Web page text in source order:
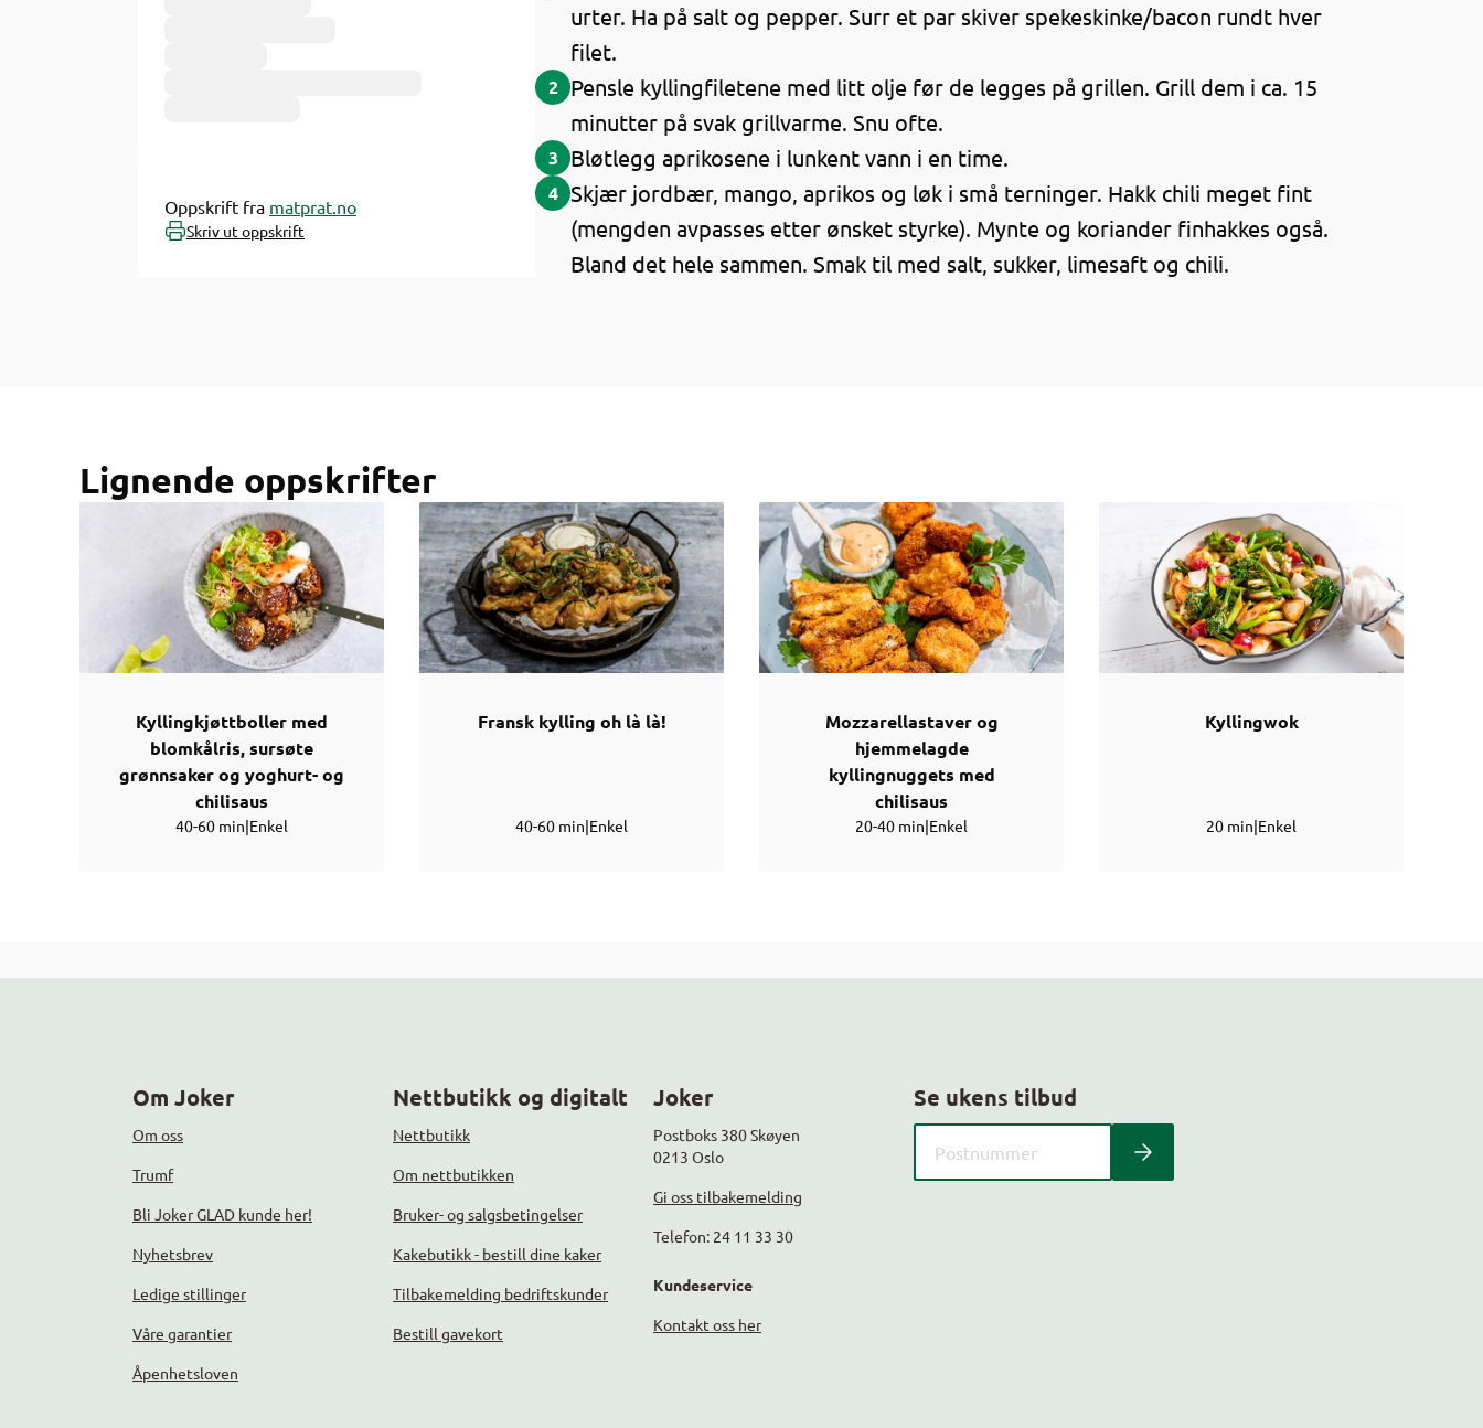
Oppskrift fra matprat.no
Skriv ut oppskrift
urter. Ha på salt og pepper. Surr et par skiver spekeskinke/bacon rundt hver
filet.
2 Pensle kyllingfiletene med litt olje før de legges på grillen. Grill dem i ca. 15
minutter på svak grillvarme. Snu ofte.
3 Bløtlegg aprikosene i lunkent vann i en time.
4 Skjær jordbær, mango, aprikos og løk i små terninger. Hakk chili meget fint
(mengden avpasses etter ønsket styrke). Mynte og koriander finhakkes også.
Bland det hele sammen. Smak til med salt, sukker, limesaft og chili.
Lignende oppskrifter
Kyllingkjøttboller med
blomkålris, sursøte
grønnsaker og yoghurt- og
chilisaus
40-60 min|Enkel
Fransk kylling oh là là!
40-60 min|Enkel
Mozzarellastaver og
hjemmelagde
kyllingnuggets med
chilisaus
20-40 min|Enkel
Kyllingwok
20 min|Enkel
Om Joker
Om oss
Trumf
Bli Joker GLAD kunde her!
Nyhetsbrev
Ledige stillinger
Våre garantier
Åpenhetsloven
Nettbutikk og digitalt
Nettbutikk
Om nettbutikken
Bruker- og salgsbetingelser
Kakebutikk - bestill dine kaker
Tilbakemelding bedriftskunder
Bestill gavekort
Joker
Postboks 380 Skøyen
0213 Oslo
Gi oss tilbakemelding
Telefon: 24 11 33 30
Kundeservice
Kontakt oss her
Se ukens tilbud